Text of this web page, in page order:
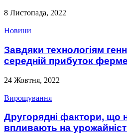
8 Листопада, 2022
Новини
Завдяки технологіям
середній прибуток
24 Жовтня, 2022
Вирощування
Другорядні фактори, що
впливають на